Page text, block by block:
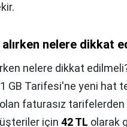
alırken nelere dikkat
nelere dikkat
GB Tarifesi'ne yeni hat
faturasız
için 42 TL olarak